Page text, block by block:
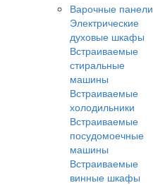
Варочные панели
Электрические
духовые шкафы
Встраиваемые
стиральные
машины
Встраиваемые
холодильники
Встраиваемые
посудомоечные
машины
Встраиваемые
винные шкафы